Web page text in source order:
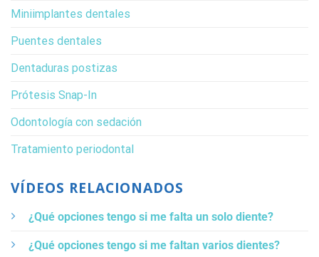
Miniimplantes dentales
Puentes dentales
Dentaduras postizas
Prótesis Snap-In
Odontología con sedación
Tratamiento periodontal
VÍDEOS RELACIONADOS
¿Qué opciones tengo si me falta un solo diente?
¿Qué opciones tengo si me faltan varios dientes?